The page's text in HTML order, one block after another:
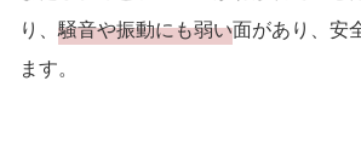
り、 騒音や振動にも弱い面があり、安
ます。